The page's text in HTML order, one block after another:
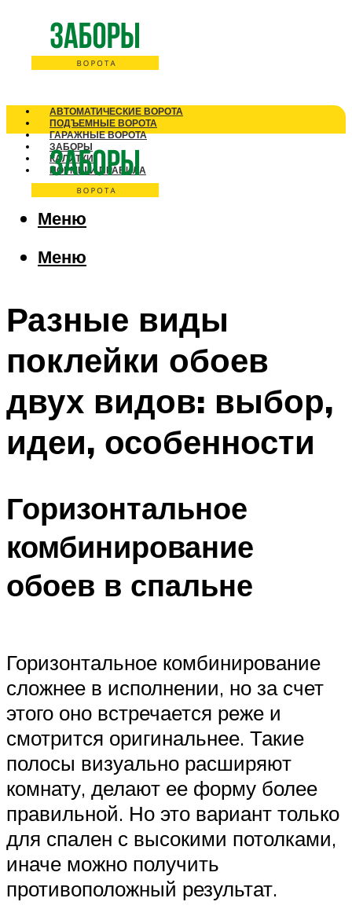
АВТОМАТИЧЕСКИЕ ВОРОТА
ПОДЪЕМНЫЕ ВОРОТА
ГАРАЖНЫЕ ВОРОТА
ЗАБОРЫ
КАЛИТКИ
НОРМЫ И ПРАВИЛА
Меню
Меню
Разные виды
поклейки обоев
двух видов: выбор,
идеи, особенности
Горизонтальное
комбинирование
обоев в спальне
Горизонтальное комбинирование
сложнее в исполнении, но за счет
этого оно встречается реже и
смотрится оригинальнее. Такие
полосы визуально расширяют
комнату, делают ее форму более
правильной. Но это вариант только
для спален с высокими потолками,
иначе можно получить
противоположный результат.